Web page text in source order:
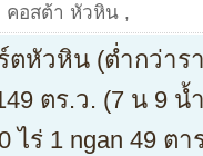
คอสต้า หัวหิน ,
ตหัวหิน (ต่ำกว่าร
ตร.ว. (7 น 9 น้
ร่ 1 ngan 49 ตา